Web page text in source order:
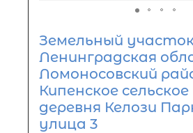
Земельный
Ленинградская
Ломоносовский
Кипенское
деревня Келози
улица 3